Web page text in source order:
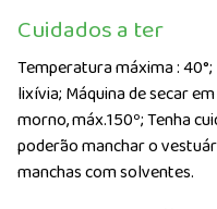
Cuidados a ter
Temperatura máxima : 40°;
lixívia; Máquina de secar
morno, máx.150º; Tenha
poderão manchar o
manchas com solventes.